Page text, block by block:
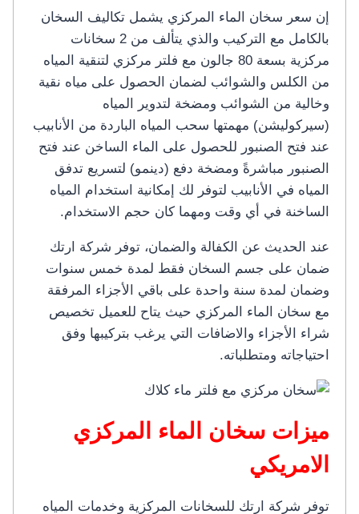
إن سعر سخان الماء المركزي يشمل تكاليف السخان
بالكامل مع التركيب والذي يتألف من 2 سخانات
مركزية بسعة 80 جالون مع فلتر مركزي لتنقية المياه
من الكلس والشوائب لضمان الحصول على مياه نقية
وخالية من الشوائب ومضخة لتدوير المياه
(سيركوليشن) مهمتها سحب المياه الباردة من الأنابيب
عند فتح الصنبور للحصول على الماء الساخن عند فتح
الصنبور مباشرةً ومضخة دفع (دينمو) لتسريع تدفق
المياه في الأنابيب لتوفر لك إمكانية استخدام المياه
الساخنة في أي وقت ومهما كان حجم الاستخدام.
عند الحديث عن الكفالة والضمان، توفر شركة ارتك
ضمان على جسم السخان فقط لمدة خمس سنوات
وضمان لمدة سنة واحدة على باقي الأجزاء المرفقة
مع سخان الماء المركزي حيث يتاح للعميل تخصيص
شراء الأجزاء والاضافات التي يرغب بتركيبها وفق
احتياجاته ومتطلباته.
ميزات سخان الماء المركزي
الامريكي
توفر شركة ارتك للسخانات المركزية وخدمات المياه